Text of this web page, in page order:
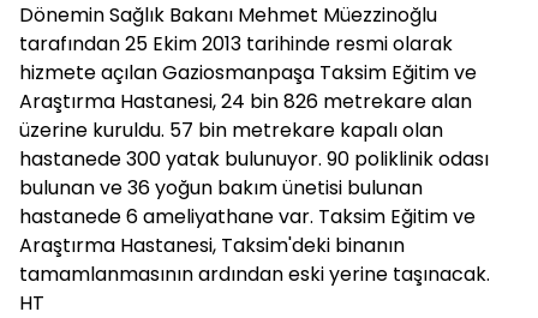
Dönemin Sağlık Bakanı Mehmet Müezzinoğlu
tarafından 25 Ekim 2013 tarihinde resmi olarak
hizmete açılan Gaziosmanpaşa Taksim Eğitim ve
Araştırma Hastanesi, 24 bin 826 metrekare alan
üzerine kuruldu. 57 bin metrekare kapalı olan
hastanede 300 yatak bulunuyor. 90 poliklinik odası
bulunan ve 36 yoğun bakım ünetisi bulunan
hastanede 6 ameliyathane var. Taksim Eğitim ve
Araştırma Hastanesi, Taksim'deki binanın
tamamlanmasının ardından eski yerine taşınacak.
HT